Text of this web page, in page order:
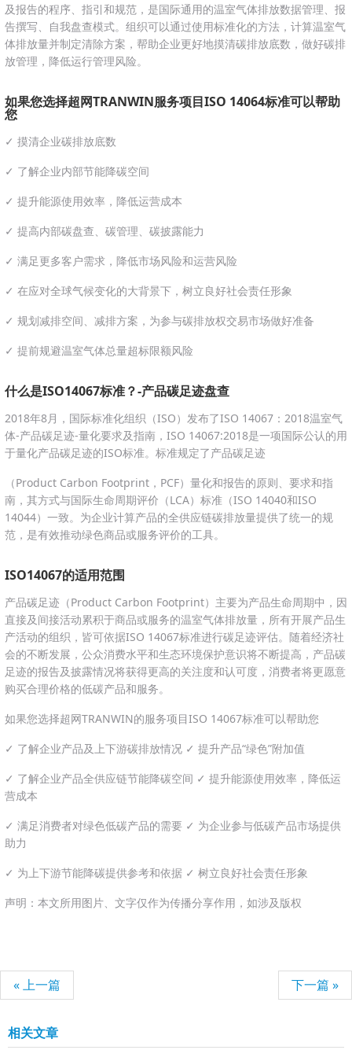
及报告的程序、指引和规范，是国际通用的温室气体排放数据管理、报
告撰写、自我盘查模式。组织可以通过使用标准化的方法，计算温室气
体排放量并制定清除方案，帮助企业更好地摸清碳排放底数，做好碳排
放管理，降低运行管理风险。
如果您选择超网TRANWIN服务项目ISO 14064标准可以帮助
您
✓ 摸清企业碳排放底数
✓ 了解企业内部节能降碳空间
✓ 提升能源使用效率，降低运营成本
✓ 提高内部碳盘查、碳管理、碳披露能力
✓ 满足更多客户需求，降低市场风险和运营风险
✓ 在应对全球气候变化的大背景下，树立良好社会责任形象
✓ 规划减排空间、减排方案，为参与碳排放权交易市场做好准备
✓ 提前规避温室气体总量超标限额风险
什么是ISO14067标准？-产品碳足迹盘查
2018年8月，国际标准化组织（ISO）发布了ISO 14067：2018温室气
体-产品碳足迹-量化要求及指南，ISO 14067:2018是一项国际公认的用
于量化产品碳足迹的ISO标准。标准规定了产品碳足迹
（Product Carbon Footprint，PCF）量化和报告的原则、要求和指
南，其方式与国际生命周期评价（LCA）标准（ISO 14040和ISO
14044）一致。为企业计算产品的全供应链碳排放量提供了统一的规
范，是有效推动绿色商品或服务评价的工具。
ISO14067的适用范围
产品碳足迹（Product Carbon Footprint）主要为产品生命周期中，因
直接及间接活动累积于商品或服务的温室气体排放量，所有开展产品生
产活动的组织，皆可依据ISO 14067标准进行碳足迹评估。随着经济社
会的不断发展，公众消费水平和生态环境保护意识将不断提高，产品碳
足迹的报告及披露情况将获得更高的关注度和认可度，消费者将更愿意
购买合理价格的低碳产品和服务。
如果您选择超网TRANWIN的服务项目ISO 14067标准可以帮助您
✓ 了解企业产品及上下游碳排放情况 ✓ 提升产品“绿色”附加值
✓ 了解企业产品全供应链节能降碳空间 ✓ 提升能源使用效率，降低运
营成本
✓ 满足消费者对绿色低碳产品的需要 ✓ 为企业参与低碳产品市场提供
助力
✓ 为上下游节能降碳提供参考和依据 ✓ 树立良好社会责任形象
声明：本文所用图片、文字仅作为传播分享作用，如涉及版权
« 上一篇 下一篇 »
相关文章